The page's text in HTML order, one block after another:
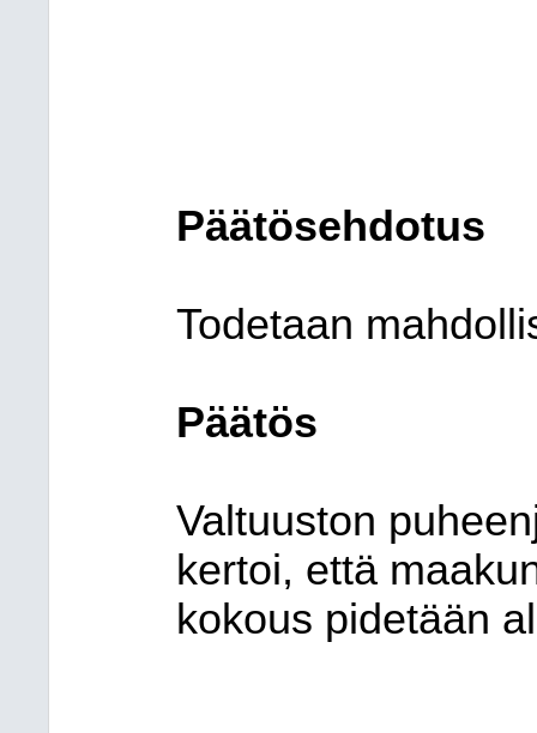
Päätösehdotus
Todetaan
Päätös
Valtuuston
kertoi, että
kokous pidetään